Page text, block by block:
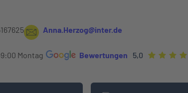
Anna.Herzog@inter.de
Montag Bewertungen 5,0